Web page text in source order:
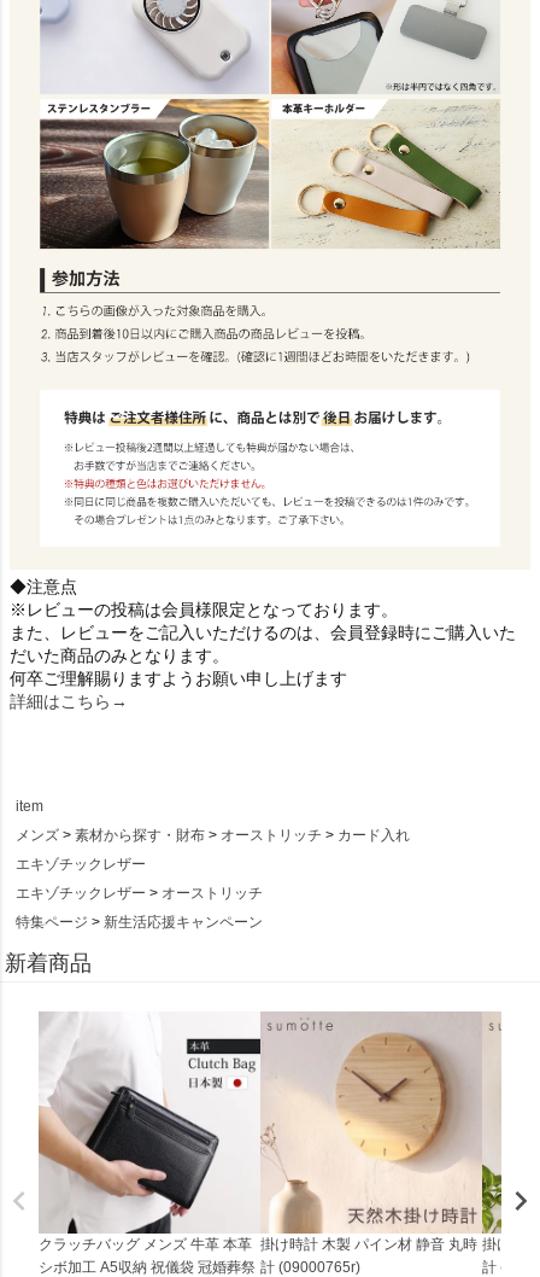
◆注意点
※レビューの投稿は会員様限定となっております。
また、レビューをご記入いただけるのは、会員登録時にご購入いた
だいた商品のみとなります。
何卒ご理解賜りますようお願い申し上げます
詳細はこちら→
item
メンズ
素材から探す・財布 オーストリッチ
カード入れ
エキゾチックレザー
エキゾチックレザー
オーストリッチ
特集ページ
新生活応援キャンペーン
新着商品
クラッチバッグ メンズ 牛革 本革
シボ加工 A5収納 祝儀袋 冠婚葬祭
掛け時計 木製 パイン材 静音 丸時
計 (09000765r)
掛け時
計